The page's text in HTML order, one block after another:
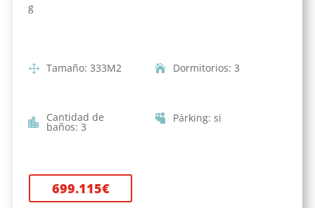
g
Tamaño: 333M2 Dormitorios: 3
Cantidad de
baños: 3
Párking: si
699.115€